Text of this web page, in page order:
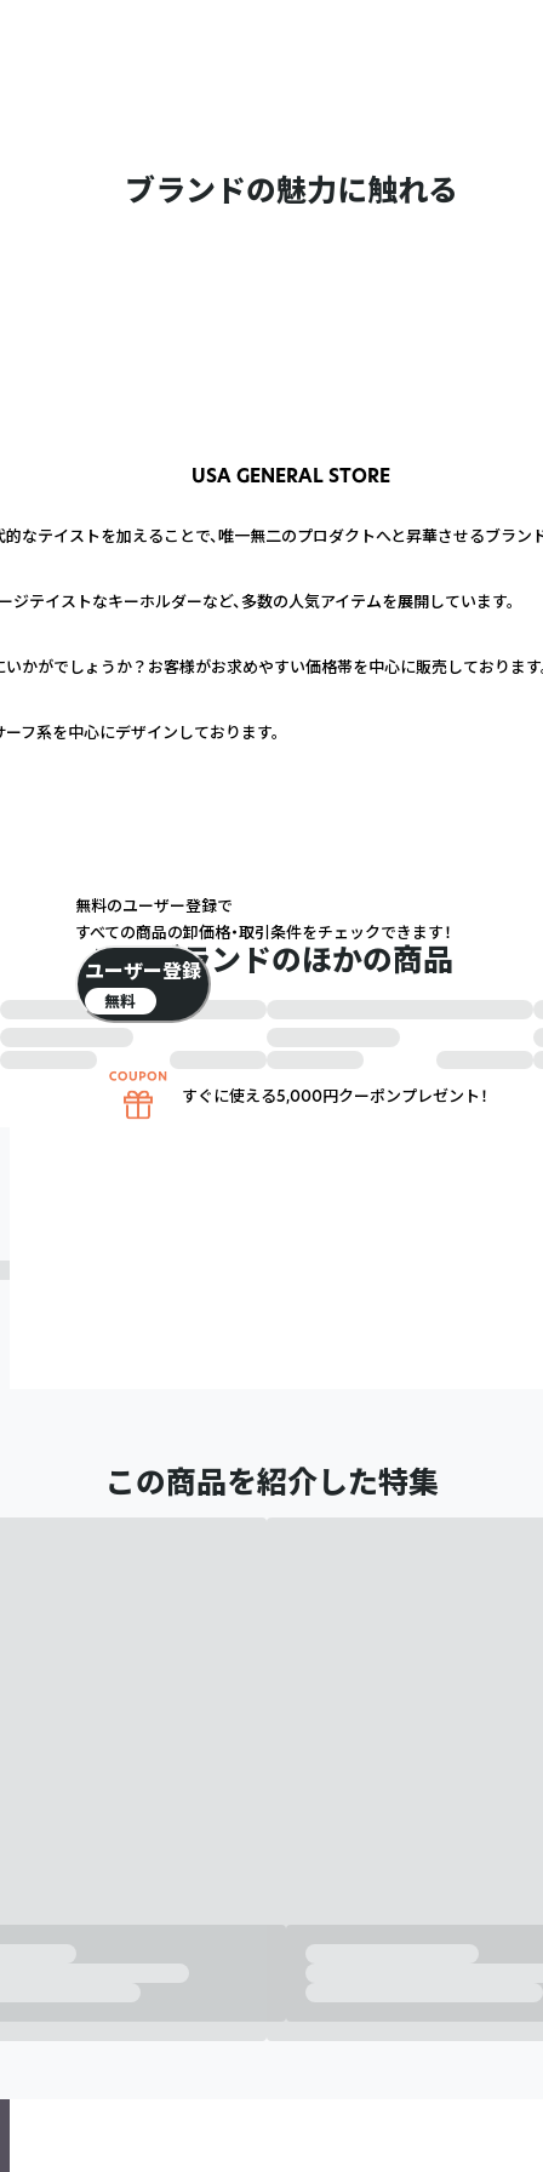
ブランドの魅力に触れる
USA GENERAL STORE
なテイストを加えることで、唯一無二のプロダクトへと昇華させるブラン
テイストなキーホルダーなど、多数の人気アイテムを展開しています。
かがでしょうか？お客様がお求めやすい価格帯を中心に販売しております
フ系を中心にデザインしております。
このブランドのほかの商品
この商品を紹介した特集
無料のユーザー登録で
すべての商品の卸価格・取引条件をチェックできます！
ユーザー登録
無料
すぐに使える5,000円クーポンプレゼント！